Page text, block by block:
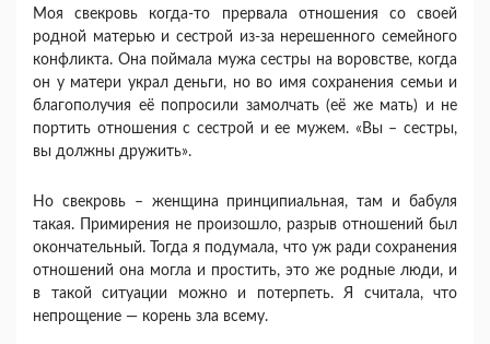
Моя свекровь когда-то прервала отношения со своей
родной матерью и сестрой из-за нерешенного семейного
конфликта. Она поймала мужа сестры на воровстве, когда
он у матери украл деньги, но во имя сохранения семьи и
благополучия её попросили замолчать (её же мать) и не
портить отношения с сестрой и ее мужем. «Вы – сестры,
вы должны дружить».
Но свекровь – женщина принципиальная, там и бабуля
такая. Примирения не произошло, разрыв отношений был
окончательный. Тогда я подумала, что уж ради сохранения
отношений она могла и простить, это же родные люди, и
в такой ситуации можно и потерпеть. Я считала, что
непрощение — корень зла всему.